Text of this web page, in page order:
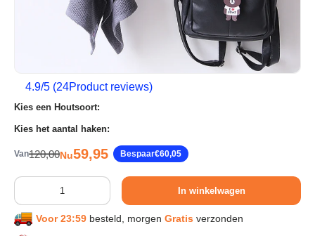
Sport & Herstel
Kids & Speelgoed
Huisdieren
Huishouden & Schoonmaak
4.9/5 (24Product reviews)
Kies een Houtsoort:
Kies het aantal haken:
VanReguliere prijs
120,00Verkoopprijs
Nu59,95 Bespaar€60,05
Aantal
In winkelwagen
Voor 23:59 besteld, morgen Gratis verzonden